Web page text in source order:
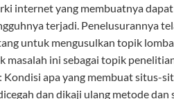
internet yang membuatnya
terjadi. Penelusurannya
untuk mengusulkan topik
masalah ini sebagai topik
Kondisi apa yang membuat situs-
dan dikaji ulang metode